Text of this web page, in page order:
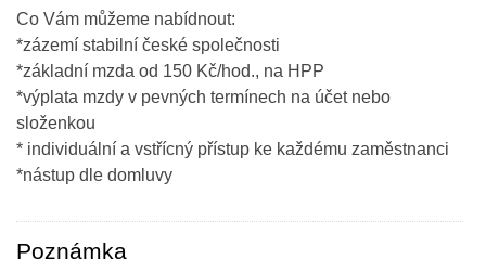
Co Vám můžeme nabídnout:
*zázemí stabilní české společnosti
*základní mzda od 150 Kč/hod., na HPP
*výplata mzdy v pevných termínech na účet nebo
složenkou
* individuální a vstřícný přístup ke každému zaměstnanci
*nástup dle domluvy
Poznámka